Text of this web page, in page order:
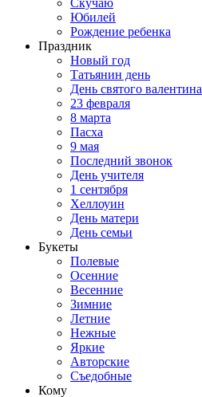
Скучаю
Юбилей
Рождение ребенка
Праздник
Новый год
Татьянин день
День святого валентина
23 февраля
8 марта
Пасха
9 мая
Последний звонок
День учителя
1 сентября
Хеллоуин
День матери
День семьи
Букеты
Полевые
Осенние
Весенние
Зимние
Летние
Нежные
Яркие
Авторские
Съедобные
Кому